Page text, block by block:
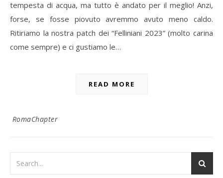
tempesta di acqua, ma tutto è andato per il meglio! Anzi,
forse, se fosse piovuto avremmo avuto meno caldo.
Ritiriamo la nostra patch dei “Felliniani 2023” (molto carina
come sempre) e ci gustiamo le…
READ MORE
RomaChapter